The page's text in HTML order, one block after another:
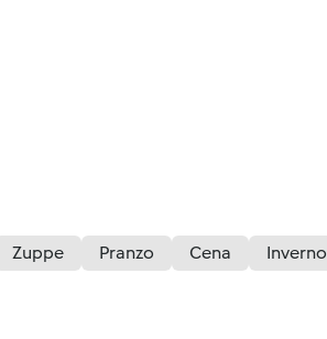
Zuppe Pranzo Cena Inverno